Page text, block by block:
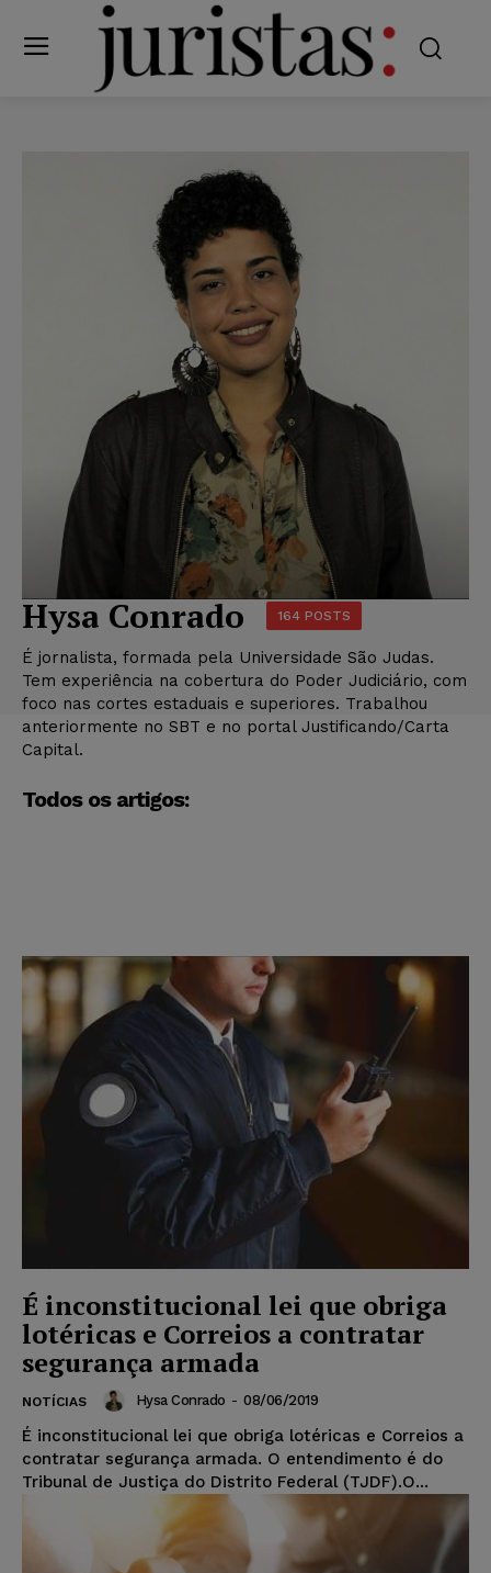
Hysa Conrado 164 POSTS
É jornalista, formada pela Universidade São Judas.
Tem experiência na cobertura do Poder Judiciário, com
foco nas cortes estaduais e superiores. Trabalhou
anteriormente no SBT e no portal Justificando/Carta
Capital.
Todos os artigos:
É inconstitucional lei que obriga
lotéricas e Correios a contratar
segurança armada
NOTÍCIAS Hysa Conrado - 08/06/2019
É inconstitucional lei que obriga lotéricas e Correios a
contratar segurança armada. O entendimento é do
Tribunal de Justiça do Distrito Federal (TJDF).O...